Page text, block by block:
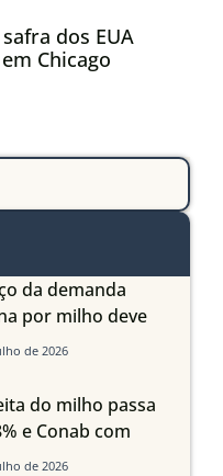
dos EUA
Chicago
da demanda
por milho deve
aumento da
Grosso, aponta
de 2026
do milho passa
e Conab com
em
de 2026